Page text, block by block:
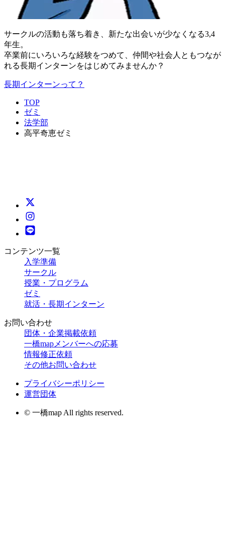
サークルの活動も落ち着き、新たな出会いが少なくなる3,4
年生。
卒業前にいろいろな経験をつめて、仲間や社会人ともつなが
れる長期インターンをはじめてみませんか？
長期インターンって？
TOP
ゼミ
法学部
高平奇恵ゼミ
コンテンツ一覧
入学準備
サークル
授業・プログラム
ゼミ
就活・長期インターン
お問い合わせ
団体・企業掲載依頼
一橋mapメンバーへの応募
情報修正依頼
その他お問い合わせ
プライバシーポリシー
運営団体
© 一橋map All rights reserved.